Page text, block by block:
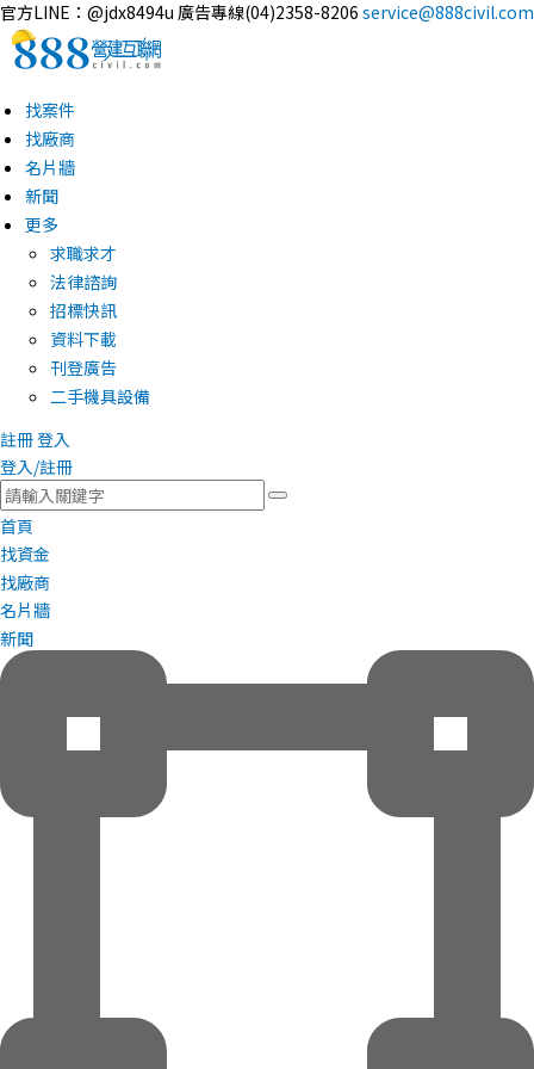
官方LINE：@jdx8494u 廣告專線(04)2358-8206 service@888civil.com
找案件
找廠商
名片牆
新聞
更多
求職求才
法律諮詢
招標快訊
資料下載
刊登廣告
二手機具設備
註冊登入
登入/註冊
首頁
找資金
找廠商
名片牆
新聞